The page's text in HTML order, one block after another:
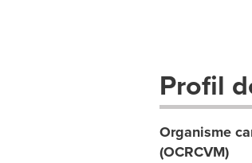
Profil
Organisme
(OCRCVM)